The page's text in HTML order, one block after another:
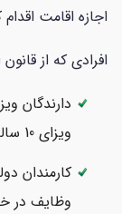
اجازه اقامت اقدام
افرادی که از
دارندگان
ویزای 10 ساله).
کارمندان
وظایف در